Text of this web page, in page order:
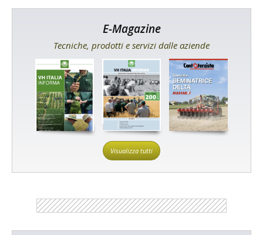
E-Magazine
Tecniche, prodotti e servizi dalle aziende
Visualizza tutti